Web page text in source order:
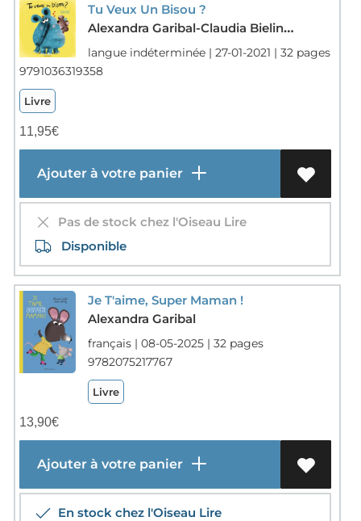
Tu Veux Un Bisou ?
Alexandra Garibal-Claudia Bielinsky
langue indéterminée | 27-01-2021 | 32 pages
9791036319358
Livre
11,95€
Ajouter à votre panier
Pas de stock chez l'Oiseau Lire
Disponible
Je T'aime, Super Maman !
Alexandra Garibal
français | 08-05-2025 | 32 pages
9782075217767
Livre
13,90€
Ajouter à votre panier
En stock chez l'Oiseau Lire